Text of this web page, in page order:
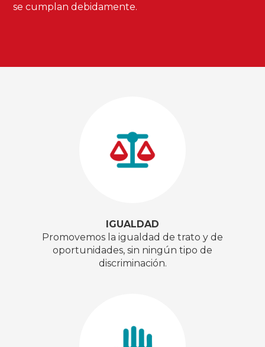
se cumplan debidamente.
IGUALDAD
Promovemos la igualdad de trato y de
oportunidades, sin ningún tipo de
discriminación.​